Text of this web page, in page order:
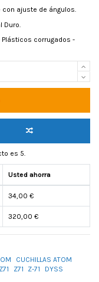
con ajuste de ángulos.
Duro.
Plásticos corrugados -
es 5.
Usted ahorra
34,00 €
320,00 €
CUCHILLAS ATOM
Z71 Z-71
DYSS